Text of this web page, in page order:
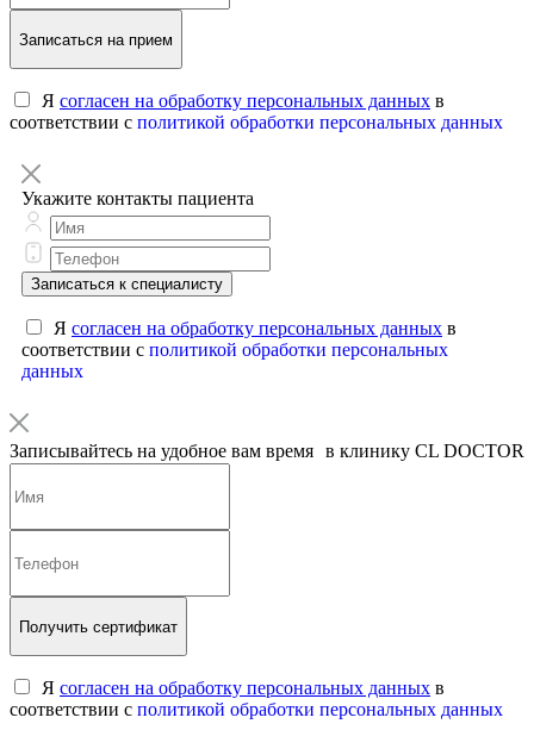
Записаться на прием
Я согласен на обработку персональных данных в
соответствии с политикой обработки персональных данных
Укажите контакты пациента
Записаться к специалисту
Я согласен на обработку персональных данных в
соответствии с политикой обработки персональных
данных
Записывайтесь на удобное вам время в клинику CL DOCTOR
Получить сертификат
Я согласен на обработку персональных данных в
соответствии с политикой обработки персональных данных